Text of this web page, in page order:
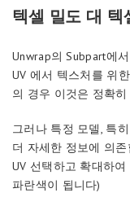
텍셀 밀도 대 텍
Unwrap의 Subpart에
UV 에서 텍스처를 위
의 경우 이것은 정확
그러나 특정 모델, 특
더 자세한 정보에 의
UV 선택하고 확대하
파란색이 됩니다)